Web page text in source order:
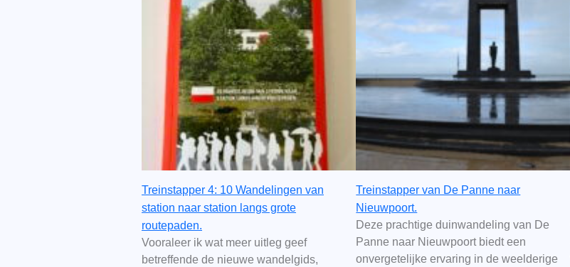
Treinstapper 4: 10 Wandelingen van
station naar station langs grote
routepaden.
Vooraleer ik wat meer uitleg geef
betreffende de nieuwe wandelgids,
Treinstapper van De Panne naar
Nieuwpoort.
Deze prachtige duinwandeling van De
Panne naar Nieuwpoort biedt een
onvergetelijke ervaring in de weelderige